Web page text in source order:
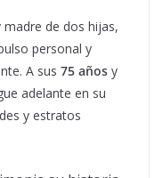
de dos hijas,
personal y
A sus 75 años y
adelante en su
y estratos